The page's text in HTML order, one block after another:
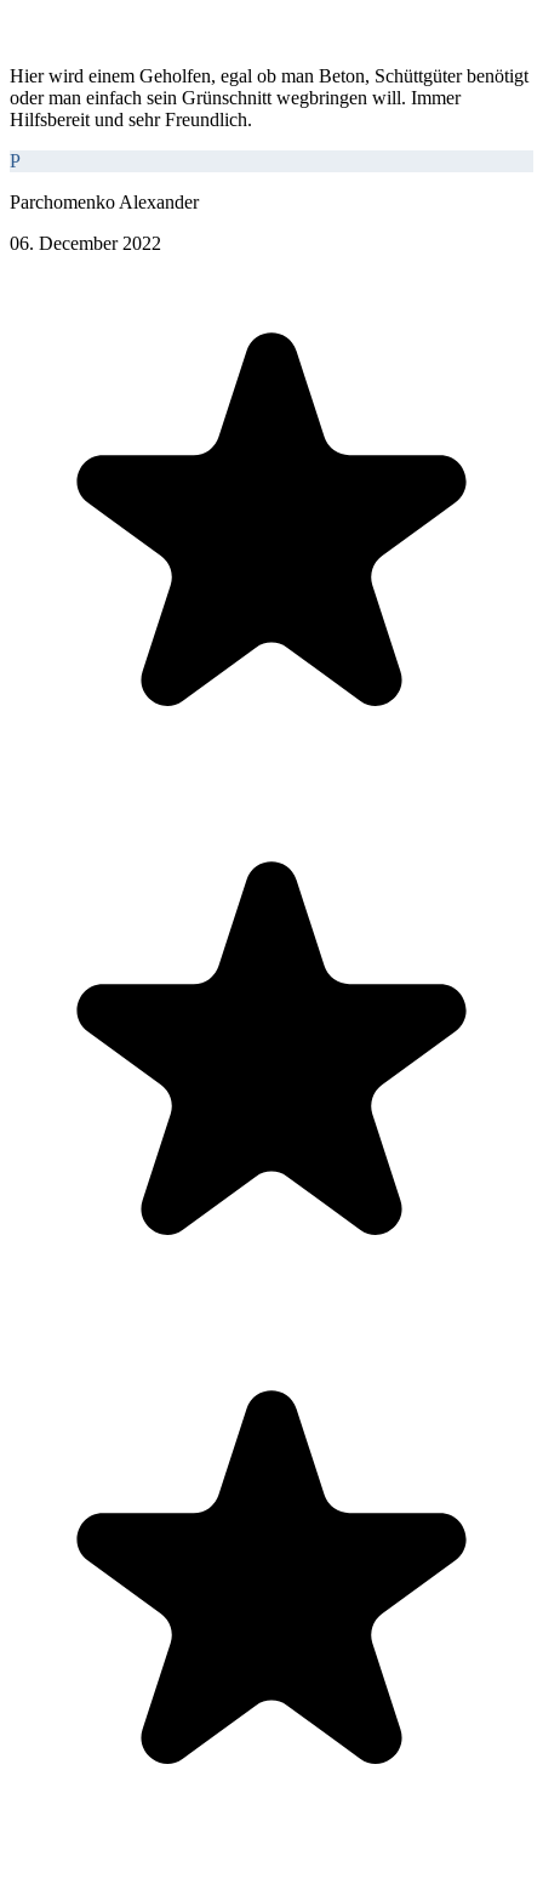
Hier wird einem Geholfen, egal ob man Beton, Schüttgüter benötigt
oder man einfach sein Grünschnitt wegbringen will. Immer
Hilfsbereit und sehr Freundlich.
P
Parchomenko Alexander
06. December 2022